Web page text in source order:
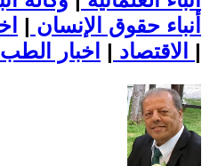
أنباء حقوق الإنسان |
الاقتصاد | |